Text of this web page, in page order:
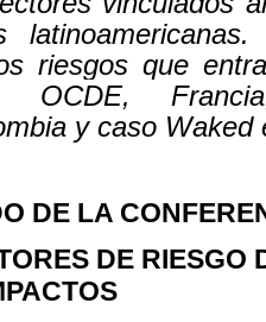
riesgos que
OCDE,
y caso Waked
DE LA
DE RIESGO